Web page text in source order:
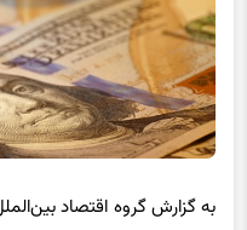
به گزارش گروه اقتصاد